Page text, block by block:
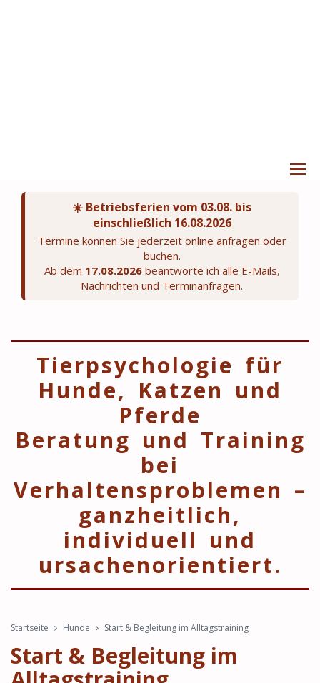
☀️ Betriebsferien vom 03.08. bis
einschließlich 16.08.2026
Termine können Sie jederzeit online anfragen oder
buchen.
Ab dem 17.08.2026beantworte ich alle E-Mails,
Nachrichten und Terminanfragen.
Tierpsychologie für
Hunde, Katzen und
Pferde
Beratung und Training
bei
Verhaltensproblemen –
ganzheitlich,
individuell und
ursachenorientiert.
Startseite Hunde Start & Begleitung im Alltagstraining
Start & Begleitung im